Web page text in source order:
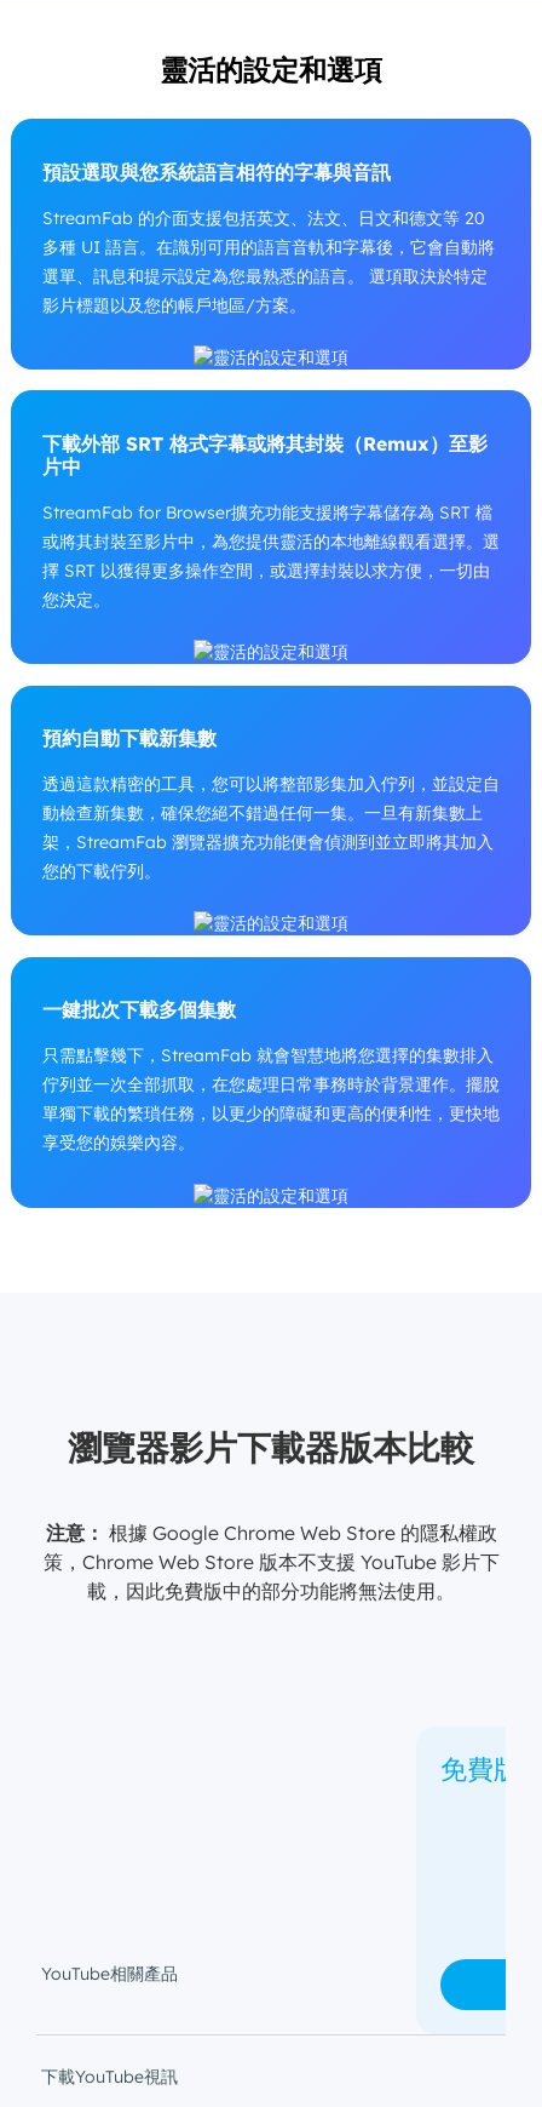
靈活的設定和選項
預設選取與您系統語言相符的字幕與音訊
StreamFab 的介面支援包括英文、法文、日文和德文等 20
多種 UI 語言。在識別可用的語言音軌和字幕後，它會自動將
選單、訊息和提示設定為您最熟悉的語言。 選項取決於特定
影片標題以及您的帳戶地區/方案。
下載外部 SRT 格式字幕或將其封裝（Remux）至影
片中
StreamFab for Browser擴充功能支援將字幕儲存為 SRT 檔
或將其封裝至影片中，為您提供靈活的本地離線觀看選擇。選
擇 SRT 以獲得更多操作空間，或選擇封裝以求方便，一切由
您決定。
預約自動下載新集數
透過這款精密的工具，您可以將整部影集加入佇列，並設定自
動檢查新集數，確保您絕不錯過任何一集。一旦有新集數上
架，StreamFab 瀏覽器擴充功能便會偵測到並立即將其加入
您的下載佇列。
一鍵批次下載多個集數
只需點擊幾下，StreamFab 就會智慧地將您選擇的集數排入
佇列並一次全部抓取，在您處理日常事務時於背景運作。擺脫
單獨下載的繁瑣任務，以更少的障礙和更高的便利性，更快地
享受您的娛樂內容。
瀏覽器影片下載器版本比較
注意： 根據 Google Chrome Web Store 的隱私權政
策，Chrome Web Store 版本不支援 YouTube 影片下
載，因此免費版中的部分功能將無法使用。
YouTube相關產品
免費版
下載YouTube視訊